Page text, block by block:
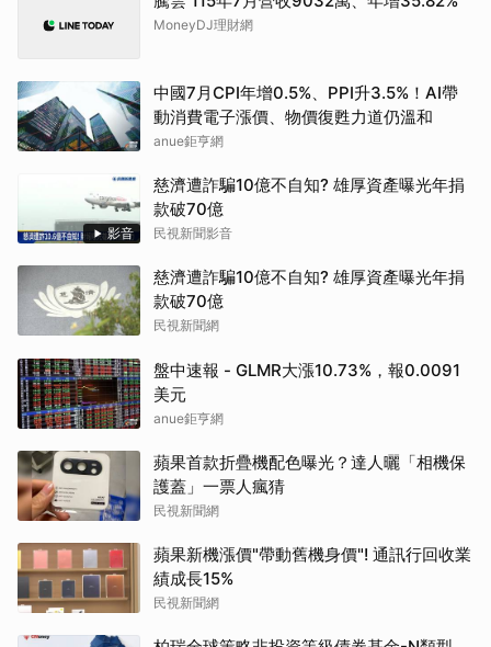
MoneyDJ理財網
中國7月CPI年增0.5%、PPI升3.5%！AI帶
動消費電子漲價、物價復甦力道仍溫和
anue鉅亨網
影音
慈濟遭詐騙10億不自知? 雄厚資產曝光年捐
款破70億
民視新聞影音
慈濟遭詐騙10億不自知? 雄厚資產曝光年捐
款破70億
民視新聞網
盤中速報 - GLMR大漲10.73%，報0.0091
美元
anue鉅亨網
蘋果首款折疊機配色曝光？達人曬「相機保
護蓋」一票人瘋猜
民視新聞網
蘋果新機漲價"帶動舊機身價"! 通訊行回收業
績成長15%
民視新聞網